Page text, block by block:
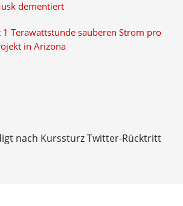
dementiert
Terawattstunde sauberen Strom pro
in Arizona
nach Kurssturz Twitter-Rücktritt